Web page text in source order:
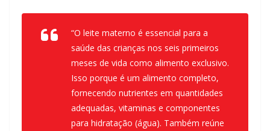
“O leite materno é essencial para a
saúde das crianças nos seis primeiros
meses de vida como alimento exclusivo.
Isso porque é um alimento completo,
fornecendo nutrientes em quantidades
adequadas, vitaminas e componentes
para hidratação (água). Também reúne